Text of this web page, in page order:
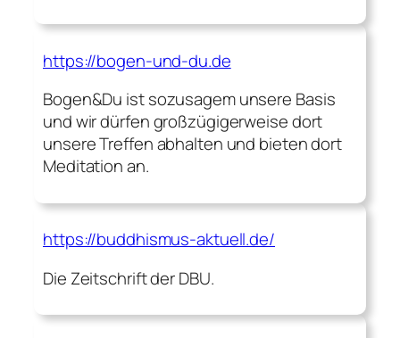
https://bogen-und-du.de
Bogen&Du ist sozusagem unsere Basis
und wir dürfen großzügigerweise dort
unsere Treffen abhalten und bieten dort
Meditation an.
https://buddhismus-aktuell.de/
Die Zeitschrift der DBU.